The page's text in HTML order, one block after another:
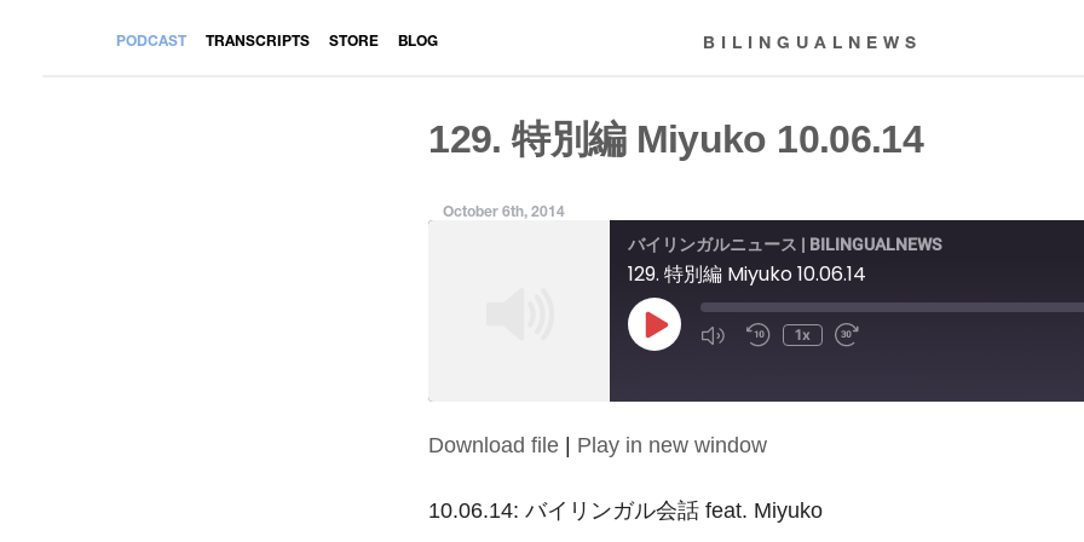
PODCAST TRANSCRIPTS STORE BLOG BILINGUALNEWS
129. 特別編 Miyuko 10.06.14
October 6th, 2014
バイリンガルニュース | BILINGUALNEWS
129. 特別編 Miyuko 10.06.14
Play
Episode
1x
SHARE
LINK
Download file | Play in new window
10.06.14: バイリンガル会話 feat. Miyuko